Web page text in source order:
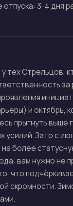
3-4 дня
тех Стрельцов,
за
и октябрь,
прыгнуть выше
усилий. Зато с
на более
вам нужно не
что
скромности.